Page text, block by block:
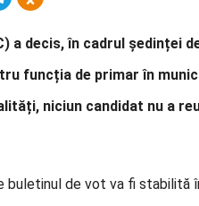
a decis, în cadrul ședinței
funcția de primar în
niciun candidat nu a
buletinul de vot va fi